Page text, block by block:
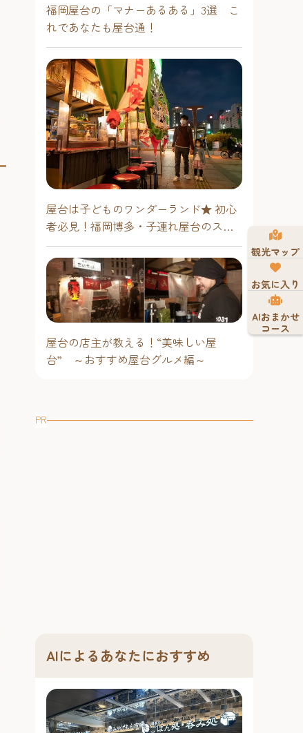
福岡屋台の「マナーあるある」3選 こ
れであなたも屋台通！
屋台は子どものワンダーランド★ 初心
者必見！福岡博多・子連れ屋台のスス
メ
屋台の店主が教える！“美味しい屋
台” ～おすすめ屋台グルメ編～
PR
AIによるあなたにおすすめ
観光マップ
お気に入り
AIおまかせ
コース